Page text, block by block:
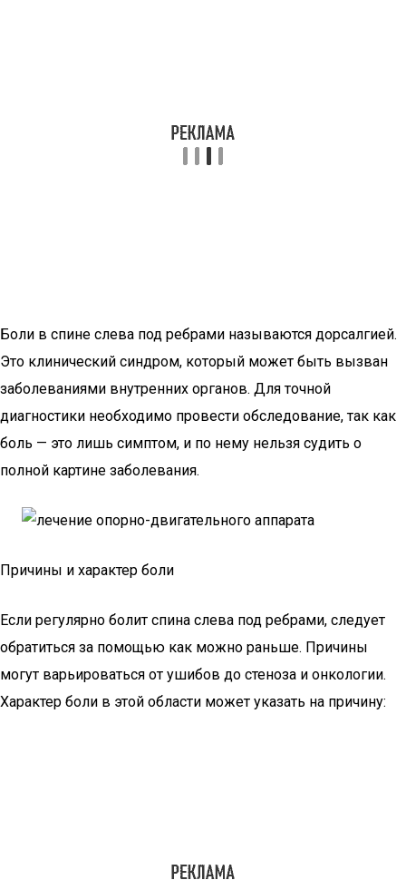
Боли в спине слева под ребрами называются дорсалгией.
Это клинический синдром, который может быть вызван
заболеваниями внутренних органов. Для точной
диагностики необходимо провести обследование, так как
боль — это лишь симптом, и по нему нельзя судить о
полной картине заболевания.
Причины и характер боли
Если регулярно болит спина слева под ребрами, следует
обратиться за помощью как можно раньше. Причины
могут варьироваться от ушибов до стеноза и онкологии.
Характер боли в этой области может указать на причину: